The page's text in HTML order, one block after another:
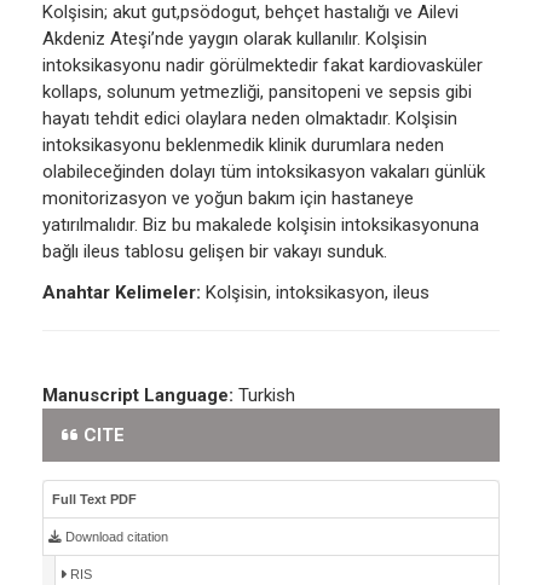
Kolşisin; akut gut,psödogut, behçet hastalığı ve Ailevi
Akdeniz Ateşi’nde yaygın olarak kullanılır. Kolşisin
intoksikasyonu nadir görülmektedir fakat kardiovasküler
kollaps, solunum yetmezliği, pansitopeni ve sepsis gibi
hayatı tehdit edici olaylara neden olmaktadır. Kolşisin
intoksikasyonu beklenmedik klinik durumlara neden
olabileceğinden dolayı tüm intoksikasyon vakaları günlük
monitorizasyon ve yoğun bakım için hastaneye
yatırılmalıdır. Biz bu makalede kolşisin intoksikasyonuna
bağlı ileus tablosu gelişen bir vakayı sunduk.
Anahtar Kelimeler: Kolşisin, intoksikasyon, ileus
Manuscript Language: Turkish
CITE
Full Text PDF
Download citation
RIS